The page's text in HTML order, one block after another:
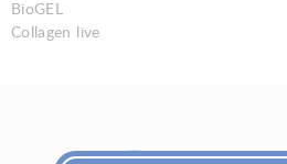
BioGEL
Collagen live